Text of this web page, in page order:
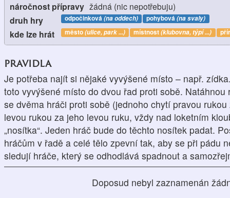
náročnost přípravy žádná (nic nepotřebuju)
druh hry odpočinková(na oddech) pohybová(na svaly)
kde lze hrát město(ulice, park ...) místnost(klubovna, týpí ...)
pravidla
Je potřeba najít si nějaké vyvýšené místo – např.
toto vyvýšené místo do dvou řad proti sobě.
se dvěma hráči proti sobě (jednoho chytí pravou
levou rukou za jeho levou ruku, vždy nad loketním
„nosítka“. Jeden hráč bude do těchto nosítek padat.
hráčům v řadě a celé tělo zpevní tak, aby se při pádu
sledují hráče, který se odhodlává spadnout a
Doposud nebyl zaznamenán